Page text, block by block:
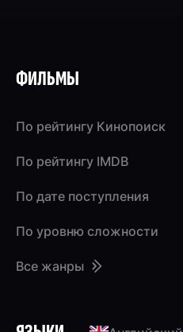
ФИЛЬМЫ
По рейтингу Кинопоиск
По рейтингу IMDB
По дате поступления
По уровню сложности
Все жанры